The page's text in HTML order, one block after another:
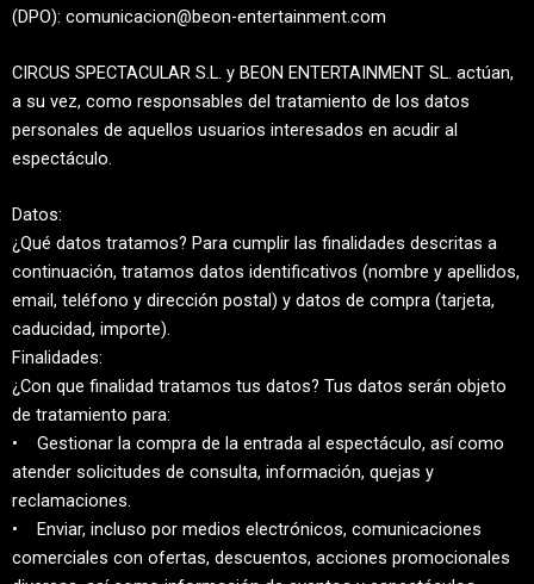
(DPO): comunicacion@beon-entertainment.com
CIRCUS SPECTACULAR S.L. y BEON ENTERTAINMENT SL. actúan,
a su vez, como responsables del tratamiento de los datos
personales de aquellos usuarios interesados en acudir al
espectáculo.
Datos:
¿Qué datos tratamos? Para cumplir las finalidades descritas a
continuación, tratamos datos identificativos (nombre y apellidos,
email, teléfono y dirección postal) y datos de compra (tarjeta,
caducidad, importe).
Finalidades:
¿Con que finalidad tratamos tus datos? Tus datos serán objeto
de tratamiento para:
• Gestionar la compra de la entrada al espectáculo, así como
atender solicitudes de consulta, información, quejas y
reclamaciones.
• Enviar, incluso por medios electrónicos, comunicaciones
comerciales con ofertas, descuentos, acciones promocionales